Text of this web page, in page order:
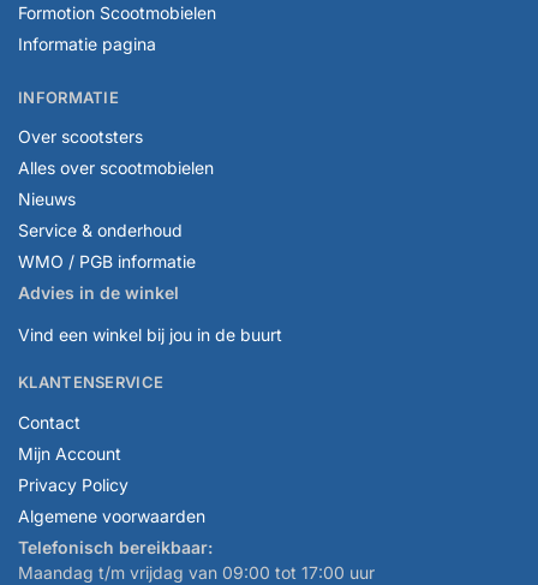
Formotion Scootmobielen
Informatie pagina
INFORMATIE
Over scootsters
Alles over scootmobielen
Nieuws
Service & onderhoud
WMO / PGB informatie
Advies in de winkel
Vind een winkel bij jou in de buurt
KLANTENSERVICE
Contact
Mijn Account
Privacy Policy
Algemene voorwaarden
Telefonisch bereikbaar:
Maandag t/m vrijdag van 09:00 tot 17:00 uur